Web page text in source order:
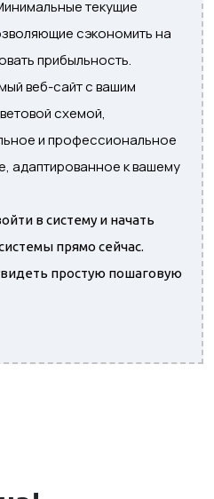
текущие
сэкономить на
прибыльность.
веб-сайт с вашим
схемой,
и профессиональное
адаптированное к вашему
в систему и начать
прямо сейчас.
простую пошаговую